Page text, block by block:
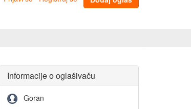
Informacije o oglašivaču
Goran